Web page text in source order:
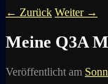
← Zurück Weiter →
Meine Q3A
Veröffentlicht am